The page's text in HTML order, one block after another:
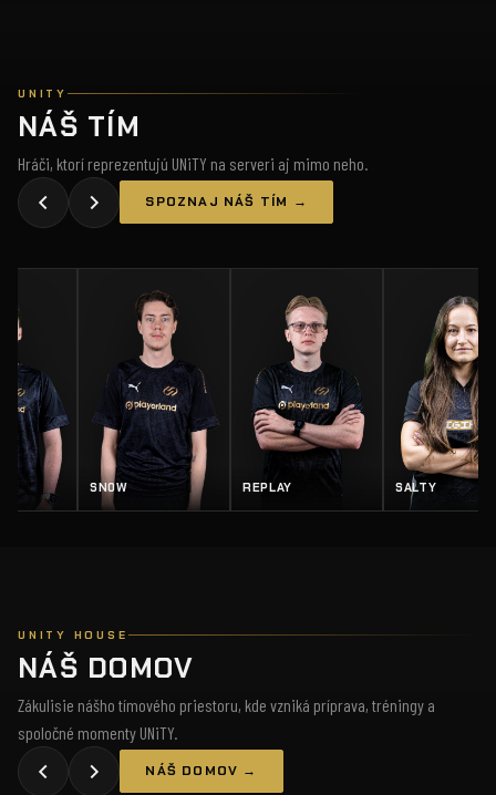
UNITY
NÁŠ TÍM
Hráči, ktorí reprezentujú UNiTY na serveri aj mimo neho.
SPOZNAJ NÁŠ TÍM →
SN0W REPLAY SALTY
UNITY HOUSE
NÁŠ DOMOV
Zákulisie nášho tímového priestoru, kde vzniká príprava, tréningy a
spoločné momenty UNiTY.
NÁŠ DOMOV →